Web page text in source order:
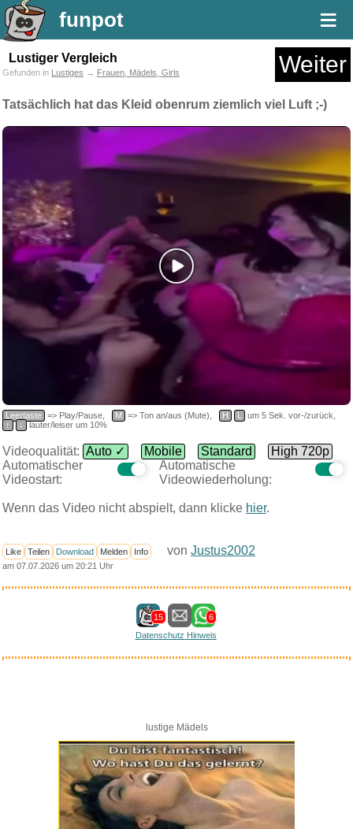
funpot ≡
Lustiger Vergleich Weiter
Gefunden in Lustiges → Frauen, Mädels, Girls
Tatsächlich hat das Kleid obenrum ziemlich viel Luft ;-)
Leertaste => Play/Pause, M => Ton an/aus (Mute), H L
um 5 Sek. vor-/zurück,
↑
↓ lauter/leiser um 10%
Videoqualität: Auto ✓ Mobile Standard
High 720p
Automatischer
Videostart:
Automatische
Videowiederholung:
Wenn das Video nicht abspielt, dann klicke hier.
Like Teilen Download Melden Info von Justus2002
am 07.07.2026 um 20:21 Uhr
15
6
Datenschutz Hinweis
lustige Mädels